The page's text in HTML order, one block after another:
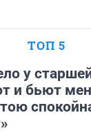
ТОП 5
у
и бьют